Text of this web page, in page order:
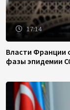
17:14
Власти Франции
фазы эпидемии